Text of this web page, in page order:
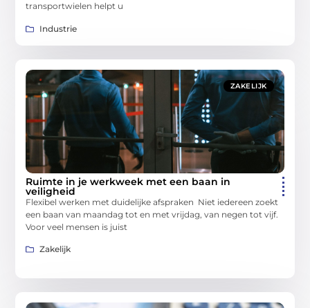
transportwielen helpt u
Industrie
ZAKELIJK
Ruimte in je werkweek met een baan in
veiligheid
Flexibel werken met duidelijke afspraken Niet iedereen zoekt
een baan van maandag tot en met vrijdag, van negen tot vijf.
Voor veel mensen is juist
Zakelijk